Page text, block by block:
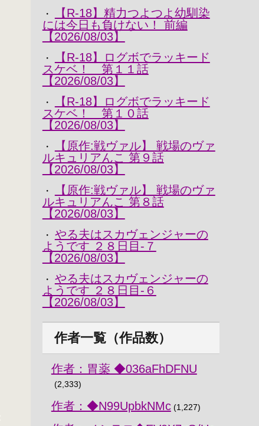
・
【R-18】精力つよつよ幼馴染
には今日も負けない！ 前編
【2026/08/03】
・
【R-18】ログボでラッキード
スケベ！ 第１１話
【2026/08/03】
・
【R-18】ログボでラッキード
スケベ！ 第１０話
【2026/08/03】
・
【原作:戦ヴァル】 戦場のヴァ
ルキュリアんこ 第９話
【2026/08/03】
・
【原作:戦ヴァル】 戦場のヴァ
ルキュリアんこ 第８話
【2026/08/03】
・
やる夫はスカヴェンジャーの
ようです ２８日目-７
【2026/08/03】
・
やる夫はスカヴェンジャーの
ようです ２８日目-６
【2026/08/03】
作者一覧（作品数）
作者：胃薬 ◆036aFhDFNU
(2,333)
作者：◆N99UpbkNMc(1,227)